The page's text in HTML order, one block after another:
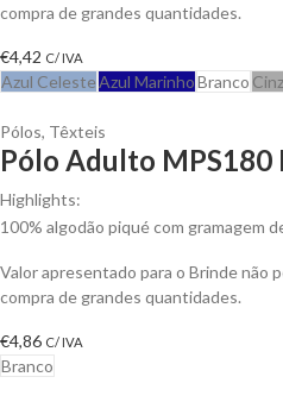
compra de grandes quantidades.
€4,42 C/ IVA
Azul CelesteAzul MarinhoBranco
Pólos, Têxteis
Pólo Adulto MPS180
Highlights:
100% algodão piqué com gramagem
Valor apresentado para o Brinde não
compra de grandes quantidades.
€4,86 C/ IVA
Branco